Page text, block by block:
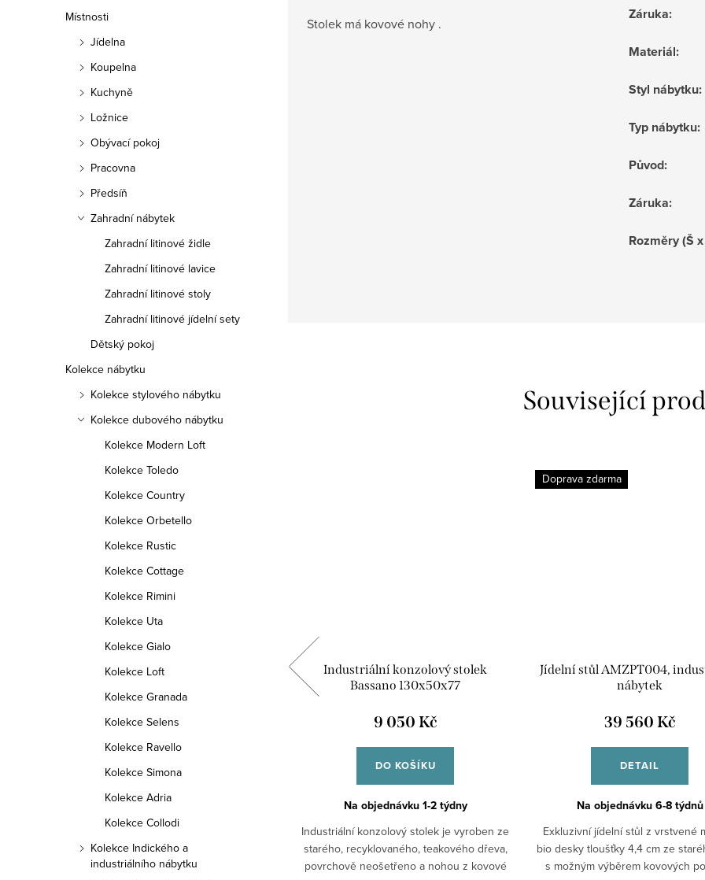
Místnosti
Jídelna
Koupelna
Kuchyně
Ložnice
Obývací pokoj
Pracovna
Předsíň
Zahradní nábytek
Zahradní litinové židle
Zahradní litinové lavice
Zahradní litinové stoly
Zahradní litinové jídelní sety
Dětský pokoj
Kolekce nábytku
Kolekce stylového nábytku
Kolekce dubového nábytku
Kolekce Modern Loft
Kolekce Toledo
Kolekce Country
Kolekce Orbetello
Kolekce Rustic
Kolekce Cottage
Kolekce Rimini
Kolekce Uta
Kolekce Gialo
Kolekce Loft
Kolekce Granada
Kolekce Selens
Kolekce Ravello
Kolekce Simona
Kolekce Adria
Kolekce Collodi
Kolekce Indického a
industriálního nábytku
Stolek má kovové nohy .
Záruka:
Materiál:
Styl nábytku:
Typ nábytku:
Původ:
Záruka:
Rozměry (Š
Související
Jidelní židle William
8 600 Kč
DO KOŠÍKU
Na objednávku 1-2 týdny
Jídelní židle vyrobená ze dřeva a kůže.
Výška sedáku 51 cm Výška opěrky 71 cm
Industriální konzolový stolek
Bassano 130x50x77
9 050 Kč
DO KOŠÍKU
Na objednávku 1-2 týdny
Industriální konzolový stolek je vyroben ze
starého, recyklovaného, teakového dřeva,
povrchově neošetřeno a nohou z kovové
Doprava zdarma
Jídelní stůl AMZPT004,
nábytek
39 560 Kč
DETAIL
Na objednávku 6-8 týdnů
Exkluzivní jídelní stůl z vrstvené
bio desky tloušťky 4,4 cm ze
s možným výběrem kovových